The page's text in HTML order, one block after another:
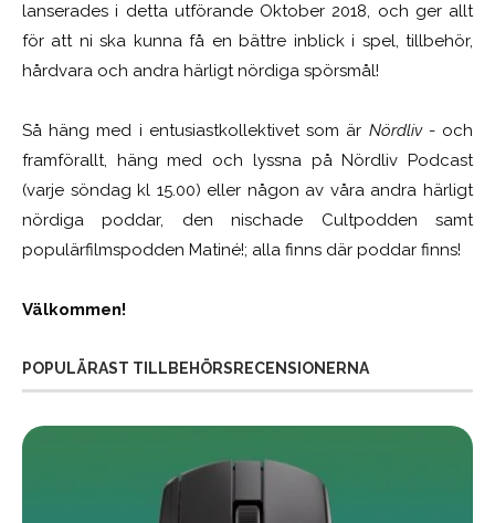
lanserades i detta utförande Oktober 2018, och ger allt
för att ni ska kunna få en bättre inblick i spel, tillbehör,
hårdvara och andra härligt nördiga spörsmål!
Så häng med i entusiastkollektivet som är Nördliv- och
framförallt, häng med och lyssna på Nördliv Podcast
(varje söndag kl 15.00) eller någon av våra andra härligt
nördiga poddar, den nischade Cultpodden samt
populärfilmspodden Matiné!; alla finns där poddar finns!
Välkommen!
POPULÄRAST TILLBEHÖRSRECENSIONERNA